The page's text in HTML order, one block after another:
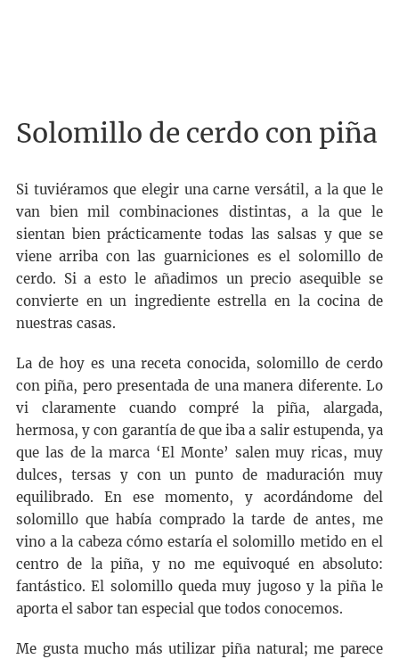
Solomillo de cerdo con piña
Si tuviéramos que elegir una carne versátil, a la que le
van bien mil combinaciones distintas, a la que le
sientan bien prácticamente todas las salsas y que se
viene arriba con las guarniciones es el solomillo de
cerdo. Si a esto le añadimos un precio asequible se
convierte en un ingrediente estrella en la cocina de
nuestras casas.
La de hoy es una receta conocida, solomillo de cerdo
con piña, pero presentada de una manera diferente. Lo
vi claramente cuando compré la piña, alargada,
hermosa, y con garantía de que iba a salir estupenda, ya
que las de la marca ‘El Monte’ salen muy ricas, muy
dulces, tersas y con un punto de maduración muy
equilibrado. En ese momento, y acordándome del
solomillo que había comprado la tarde de antes, me
vino a la cabeza cómo estaría el solomillo metido en el
centro de la piña, y no me equivoqué en absoluto:
fantástico. El solomillo queda muy jugoso y la piña le
aporta el sabor tan especial que todos conocemos.
Me gusta mucho más utilizar piña natural; me parece